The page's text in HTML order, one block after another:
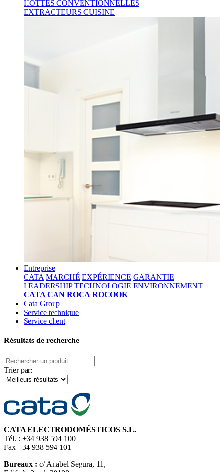
HOTTES CONVENTIONNELLES
EXTRACTEURS CUISINE
Entreprise
CATA MARCHÉ EXPÉRIENCE GARANTIE
LEADERSHIP TECHNOLOGIE ENVIRONNEMENT
CATA CAN ROCA ROCOOK
Cata Group
Service technique
Service client
Résultats de recherche
Trier par:
CATA ELECTRODOMÉSTICOS S.L.
Tél. : +34 938 594 100
Fax +34 938 594 101
Bureaux : c/ Anabel Segura, 11,